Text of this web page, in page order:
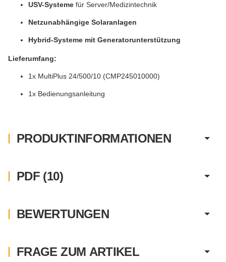
PRODUKTINFORMATIONEN
USV-Systeme für Server/Medizintechnik
Netzunabhängige Solaranlagen
Hybrid-Systeme mit Generatorunterstützung
Lieferumfang:
1x MultiPlus 24/500/10 (CMP245010000)
1x Bedienungsanleitung
PDF (10)
BEWERTUNGEN
FRAGE ZUM ARTIKEL